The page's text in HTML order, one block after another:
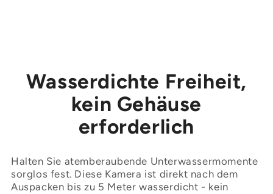
Wasserdichte Freiheit,
kein Gehäuse
erforderlich
Halten Sie atemberaubende Unterwassermomente
sorglos fest. Diese Kamera ist direkt nach dem
Auspacken bis zu 5 Meter wasserdicht - kein